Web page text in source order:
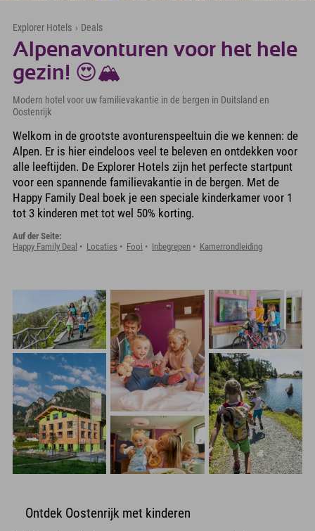
Explorer Hotels › Deals
Alpenavonturen voor het hele
gezin! 😍🏔️
Modern hotel voor uw familievakantie in de bergen in Duitsland en
Oostenrijk
Welkom in de grootste avonturenspeeltuin die we kennen: de
Alpen. Er is hier eindeloos veel te beleven en ontdekken voor
alle leeftijden. De Explorer Hotels zijn het perfecte startpunt
voor een spannende familievakantie in de bergen. Met de
Happy Family Deal boek je een speciale kinderkamer voor 1
tot 3 kinderen met tot wel 50% korting.
Auf der Seite:
Happy Family Deal
Locaties Fooi Inbegrepen Kamerrondleiding
Ontdek Oostenrijk met kinderen